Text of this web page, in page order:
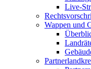
Live-
Wappen und